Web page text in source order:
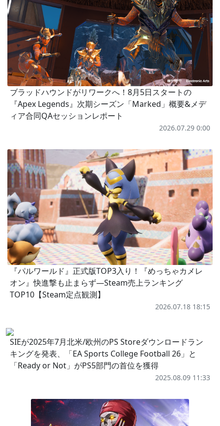
ブラッドハウンドがリワークへ！8月5日スタートの
『Apex Legends』次期シーズン「Marked」概要&メデ
ィア合同QAセッションレポート
2026.07.29 0:00
『パルワールド』正式版TOP3入り！『めっちゃカメレ
オン』快進撃も止まらず―Steam売上ランキング
TOP10【Steam定点観測】
2026.07.18 18:15
SIEが2025年7月北米/欧州のPS Storeダウンロードラン
キングを発表、「EA Sports College Football 26」と
「Ready or Not」がPS5部門の首位を獲得
2025.08.09 11:33